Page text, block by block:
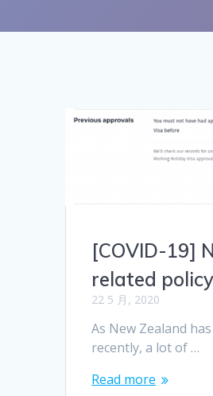
[COVID-19]
related
22 5 月, 2020
As New Zealand
recently, a lot of …
Read more